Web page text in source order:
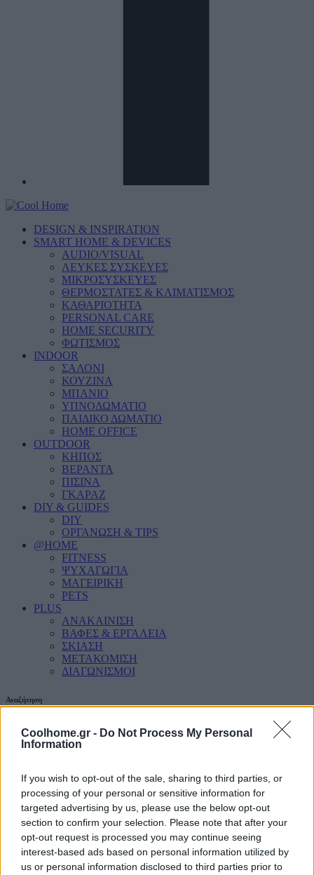
Coolhome.gr - Do Not Process My Personal
Information
If you wish to opt-out of the sale, sharing to third parties, or
processing of your personal or sensitive information for
targeted advertising by us, please use the below opt-out
section to confirm your selection. Please note that after your
opt-out request is processed you may continue seeing
interest-based ads based on personal information utilized by
us or personal information disclosed to third parties prior to
DESIGN & INSPIRATION
SMART HOME & DEVICES
AUDIO/VISUAL
ΛΕΥΚΕΣ ΣΥΣΚΕΥΕΣ
ΜΙΚΡΟΣΥΣΚΕΥΕΣ
ΘΕΡΜΟΣΤΑΤΕΣ & ΚΛΙΜΑΤΙΣΜΟΣ
ΚΑΘΑΡΙΟΤΗΤΑ
PERSONAL CARE
HOME SECURITY
ΦΩΤΙΣΜΟΣ
INDOOR
ΣΑΛΟΝΙ
ΚΟΥΖΙΝΑ
ΜΠΑΝΙΟ
ΥΠΝΟΔΩΜΑΤΙΟ
ΠΑΙΔΙΚΟ ΔΩΜΑΤΙΟ
HOME OFFICE
OUTDOOR
ΚΗΠΟΣ
ΒΕΡΑΝΤΑ
ΠΙΣΙΝΑ
ΓΚΑΡΑΖ
DIY & GUIDES
DIY
ΟΡΓΑΝΩΣΗ & TIPS
@HOME
FITNESS
ΨΥΧΑΓΩΓΙΑ
ΜΑΓΕΙΡΙΚΗ
PETS
PLUS
ΑΝΑΚΑΙΝΙΣΗ
ΒΑΦΕΣ & ΕΡΓΑΛΕΙΑ
ΣΚΙΑΣΗ
ΜΕΤΑΚΟΜΙΣΗ
ΔΙΑΓΩΝΙΣΜΟΙ
Αναζήτηση